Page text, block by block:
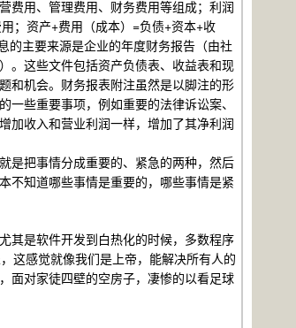
费用、管理费用、财务费用等组成；利润
用；资产+费用（成本） =负债+资本+收
的主要来源是企业的年度财务报告（由社
。这些文件包括资产负债表、收益表和现
和机会。财务报表附注虽然是以脚注的形
些重要事项，例如重要的法律诉讼案、
加收入和营业利润一样，增加了其净利润
是把事情分成重要的、紧急的两种，然后
不知道哪些事情是重要的，哪些事情是紧
其是软件开发到白热化的时候，多数程序
这感觉就像我们是上帝，能解决所有人的
面对家徒四壁的空房子，凄惨的以看足球